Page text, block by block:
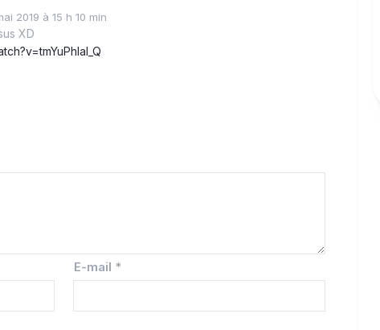
2019 à 15 h 10 min
XD
E-mail *